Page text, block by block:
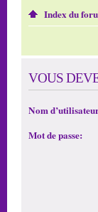
Index du
VOUS
Nom
Mot de passe: